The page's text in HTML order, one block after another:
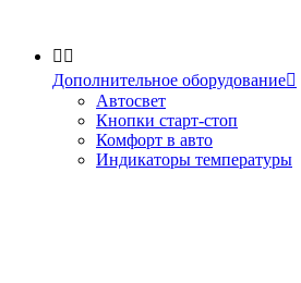
 
Дополнительное оборудование
Автосвет
Кнопки старт-стоп
Комфорт в авто
Индикаторы температуры